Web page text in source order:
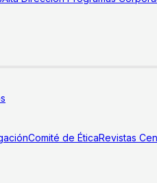
Comité de ÉticaRevistas